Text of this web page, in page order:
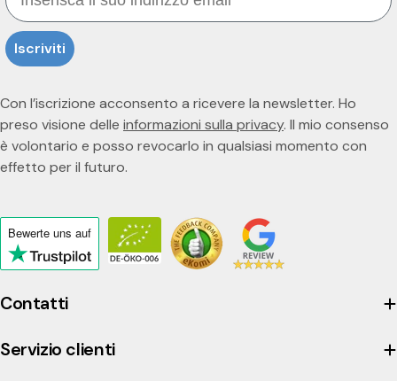
Contatti
Servizio clienti
Iscriviti
Con l’iscrizione acconsento a ricevere la newsletter. Ho
preso visione delle informazioni sulla privacy. Il mio consenso
è volontario e posso revocarlo in qualsiasi momento con
effetto per il futuro.
Bewerte uns auf
Click
to
view
company's